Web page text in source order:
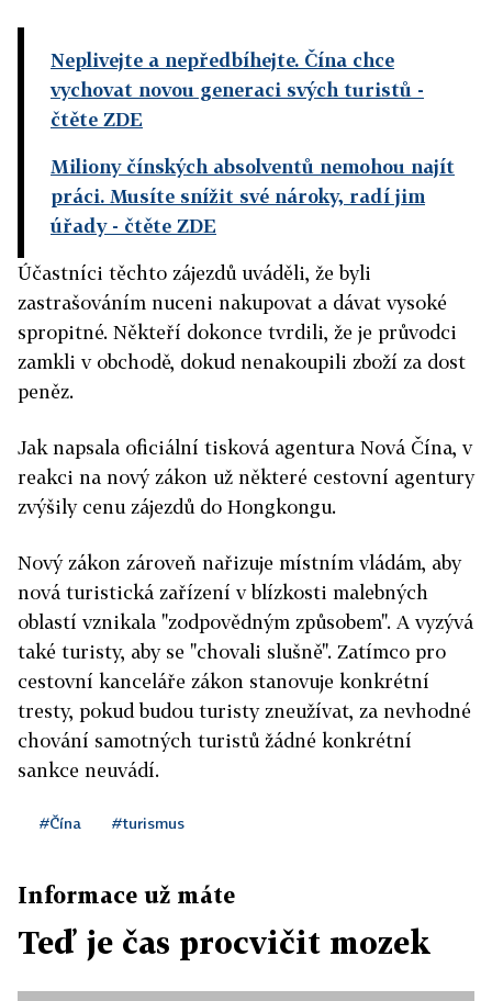
Neplivejte a nepředbíhejte. Čína chce
vychovat novou generaci svých turistů -
čtěte ZDE
Miliony čínských absolventů nemohou najít
práci. Musíte snížit své nároky, radí jim
úřady- čtěte ZDE
Účastníci těchto zájezdů uváděli, že byli
zastrašováním nuceni nakupovat a dávat vysoké
spropitné. Někteří dokonce tvrdili, že je průvodci
zamkli v obchodě, dokud nenakoupili zboží za dost
peněz.
Jak napsala oficiální tisková agentura Nová Čína, v
reakci na nový zákon už některé cestovní agentury
zvýšily cenu zájezdů do Hongkongu.
Nový zákon zároveň nařizuje místním vládám, aby
nová turistická zařízení v blízkosti malebných
oblastí vznikala "zodpovědným způsobem". A vyzývá
také turisty, aby se "chovali slušně". Zatímco pro
cestovní kanceláře zákon stanovuje konkrétní
tresty, pokud budou turisty zneužívat, za nevhodné
chování samotných turistů žádné konkrétní
sankce neuvádí.
#Čína #turismus
Informace už máte
Teď je čas procvičit mozek